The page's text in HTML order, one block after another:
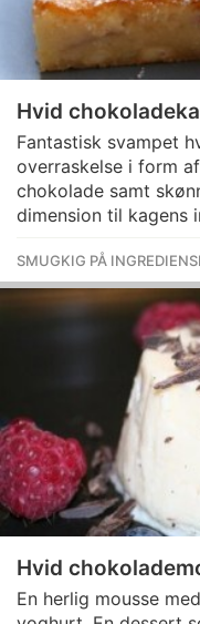
Hvid
Fantastisk svampet
overraskelse i form
chokolade samt
dimension til kagens
SMUGKIG PÅ
Hvid
En herlig mousse